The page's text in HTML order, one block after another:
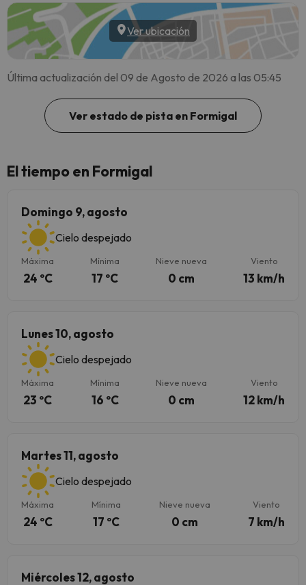
Ver ubicación
Última actualización del 09 de Agosto de 2026 a las 05:45
Ver estado de pista en Formigal
El tiempo en Formigal
Domingo 9, agosto
Cielo despejado
Máxima
24 ºC
Mínima
17 ºC
Nieve nueva
0 cm
Viento
13 km/h
Lunes 10, agosto
Cielo despejado
Máxima
23 ºC
Mínima
16 ºC
Nieve nueva
0 cm
Viento
12 km/h
Martes 11, agosto
Cielo despejado
Máxima
24 ºC
Mínima
17 ºC
Nieve nueva
0 cm
Viento
7 km/h
Miércoles 12, agosto